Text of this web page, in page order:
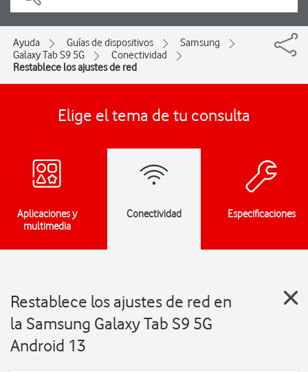
Ayuda Guías de dispositivos
Samsung
Galaxy Tab S9 5G
Conectividad
Restablece los ajustes de red
Elige el tema de tu consulta
Aplicaciones y
multimedia
Conectividad Especificaciones
Restablece los ajustes de red en
la Samsung Galaxy Tab S9 5G
Android 13